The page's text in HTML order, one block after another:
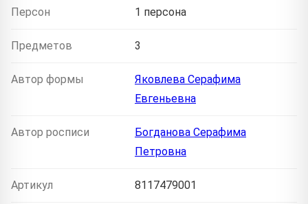
Персон 1 персона
Предметов 3
Автор формы
Яковлева Серафима
Евгеньевна
Автор росписи
Богданова Серафима
Петровна
Артикул 8117479001